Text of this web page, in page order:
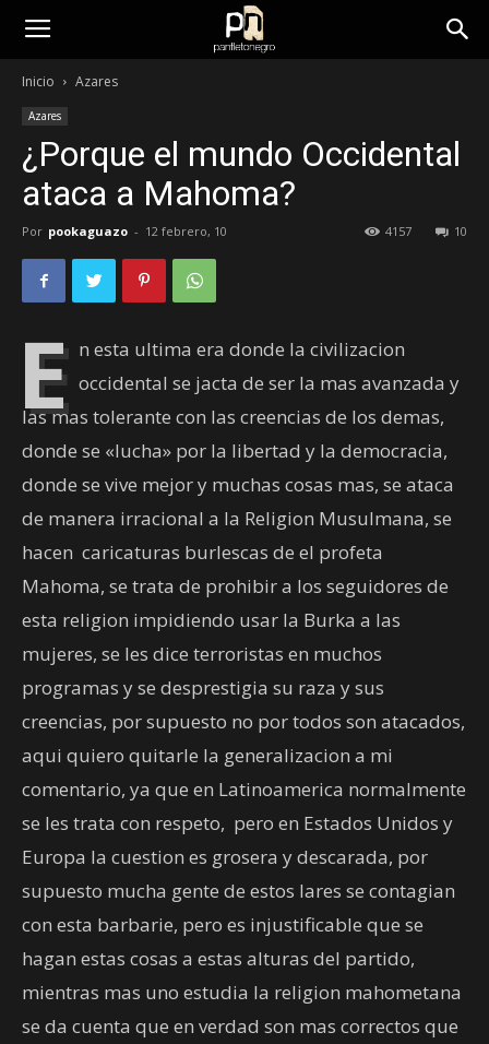
panfletonegro
Inicio Azares
Azares
¿Porque el mundo Occidental
ataca a Mahoma?
Por pookaguazo - 12 febrero, 10 10
4157
E n esta ultima era donde la civilizacion
occidental se jacta de ser la mas avanzada y
las mas tolerante con las creencias de los demas,
donde se «lucha» por la libertad y la democracia,
donde se vive mejor y muchas cosas mas, se ataca
de manera irracional a la Religion Musulmana, se
hacen caricaturas burlescas de el profeta
Mahoma, se trata de prohibir a los seguidores de
esta religion impidiendo usar la Burka a las
mujeres, se les dice terroristas en muchos
programas y se desprestigia su raza y sus
creencias, por supuesto no por todos son atacados,
aqui quiero quitarle la generalizacion a mi
comentario, ya que en Latinoamerica normalmente
se les trata con respeto, pero en Estados Unidos y
Europa la cuestion es grosera y descarada, por
supuesto mucha gente de estos lares se contagian
con esta barbarie, pero es injustificable que se
hagan estas cosas a estas alturas del partido,
mientras mas uno estudia la religion mahometana
se da cuenta que en verdad son mas correctos que